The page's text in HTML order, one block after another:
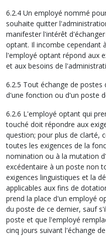
6.2.4 Un employé nommé
souhaite quitter
manifester l'intérêt
optant. Il incombe cependant
l'employé optant répond aux
et aux besoins de
6.2.5 Tout échange de
d'une fonction ou d'un poste
6.2.6 L'employé optant qui
touché doit répondre aux
question; pour plus de clarté,
toutes les exigences de la
nomination ou à la mutation
excédentaire à un poste non
exigences linguistiques et la
applicables aux fins de
prend la place d'un employé
du poste de ce dernier, sauf
poste et que l'employé
cinq jours suivant l'échange